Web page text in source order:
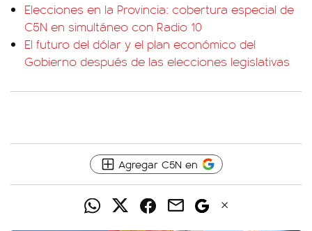
Elecciones en la Provincia: cobertura especial de
C5N en simultáneo con Radio 10
El futuro del dólar y el plan económico del
Gobierno después de las elecciones legislativas
Agregar C5N en